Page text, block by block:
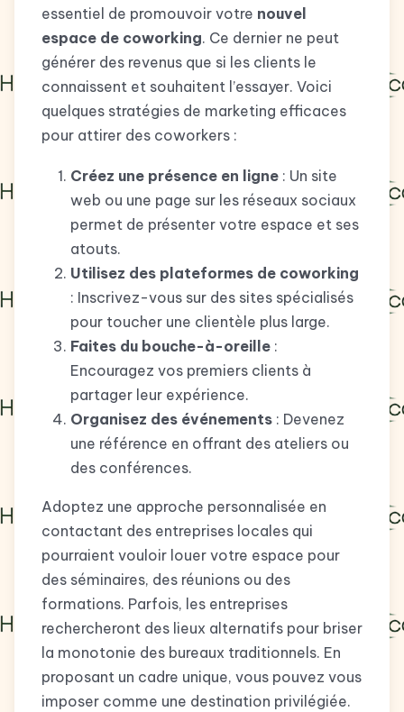
essentiel de promouvoir votre nouvel
espace de coworking. Ce dernier ne peut
générer des revenus que si les clients le
connaissent et souhaitent l’essayer. Voici
quelques stratégies de marketing efficaces
pour attirer des coworkers :
Créez une présence en ligne : Un site
web ou une page sur les réseaux sociaux
permet de présenter votre espace et ses
atouts.
Utilisez des plateformes de coworking
: Inscrivez-vous sur des sites spécialisés
pour toucher une clientèle plus large.
Faites du bouche-à-oreille :
Encouragez vos premiers clients à
partager leur expérience.
Organisez des événements : Devenez
une référence en offrant des ateliers ou
des conférences.
Adoptez une approche personnalisée en
contactant des entreprises locales qui
pourraient vouloir louer votre espace pour
des séminaires, des réunions ou des
formations. Parfois, les entreprises
rechercheront des lieux alternatifs pour briser
la monotonie des bureaux traditionnels. En
proposant un cadre unique, vous pouvez vous
imposer comme une destination privilégiée.